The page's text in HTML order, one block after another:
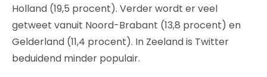
Holland (19,5 procent). Verder wordt er veel
getweet vanuit Noord-Brabant (13,8 procent) en
Gelderland (11,4 procent). In Zeeland is Twitter
beduidend minder populair.